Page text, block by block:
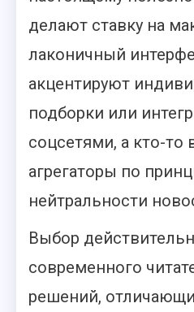
делают ставку на
лаконичный
акцентируют
подборки или
соцсетями, а кто-то
агрегаторы по
нейтральности
Выбор
современного
решений,